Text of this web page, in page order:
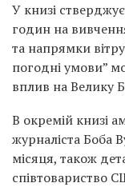
У книзі
годин на
та напрямки
погодні умови”
вплив на Велику
В окремій книзі
журналіста Боба
місяця, також
співтовариство